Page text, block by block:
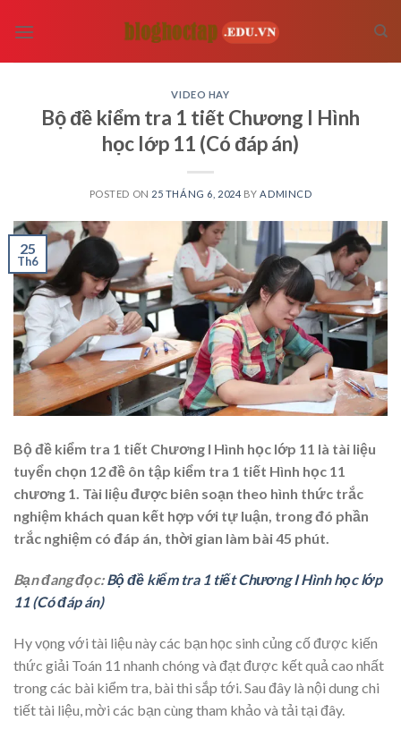
VIDEO HAY
Bộ đề kiểm tra 1 tiết Chương I Hình
học lớp 11 (Có đáp án)
POSTED ON 25 THÁNG 6, 2024 BY ADMINCD
25
Th6
Bộ đề kiểm tra 1 tiết Chương I Hình học lớp 11 là tài liệu
tuyển chọn 12 đề ôn tập kiểm tra 1 tiết Hình học 11
chương 1. Tài liệu được biên soạn theo hình thức trắc
nghiệm khách quan kết hợp với tự luận, trong đó phần
trắc nghiệm có đáp án, thời gian làm bài 45 phút.
Bạn đang đọc:Bộ đề kiểm tra 1 tiết Chương I Hình học lớp
11 (Có đáp án)
Hy vọng với tài liệu này các bạn học sinh củng cố được kiến
thức giải Toán 11 nhanh chóng và đạt được kết quả cao nhất
trong các bài kiểm tra, bài thi sắp tới. Sau đây là nội dung chi
tiết tài liệu, mời các bạn cùng tham khảo và tải tại đây.